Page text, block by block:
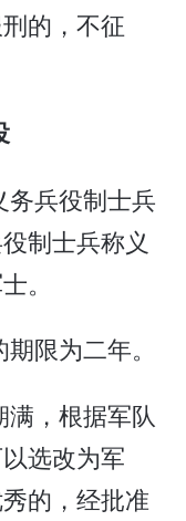
的，不征
兵役制士兵
制士兵称义
。
限为二年。
，根据军队
选改为军
的，经批准